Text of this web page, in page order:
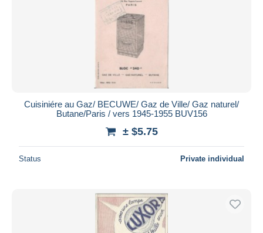
Cuisiniére au Gaz/ BECUWE/ Gaz de Ville/ Gaz naturel/
Butane/Paris / vers 1945-1955 BUV156
± $5.75
Status Private individual